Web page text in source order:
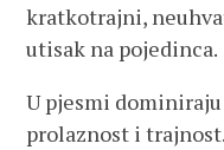
kratkotrajni,
utisak na pojedinca.
U pjesmi
prolaznost i